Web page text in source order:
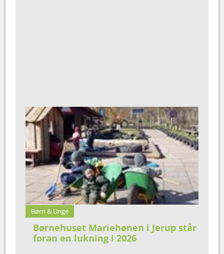
Børn & Unge
Børnehuset Mariehønen i Jerup står
foran en lukning i 2026